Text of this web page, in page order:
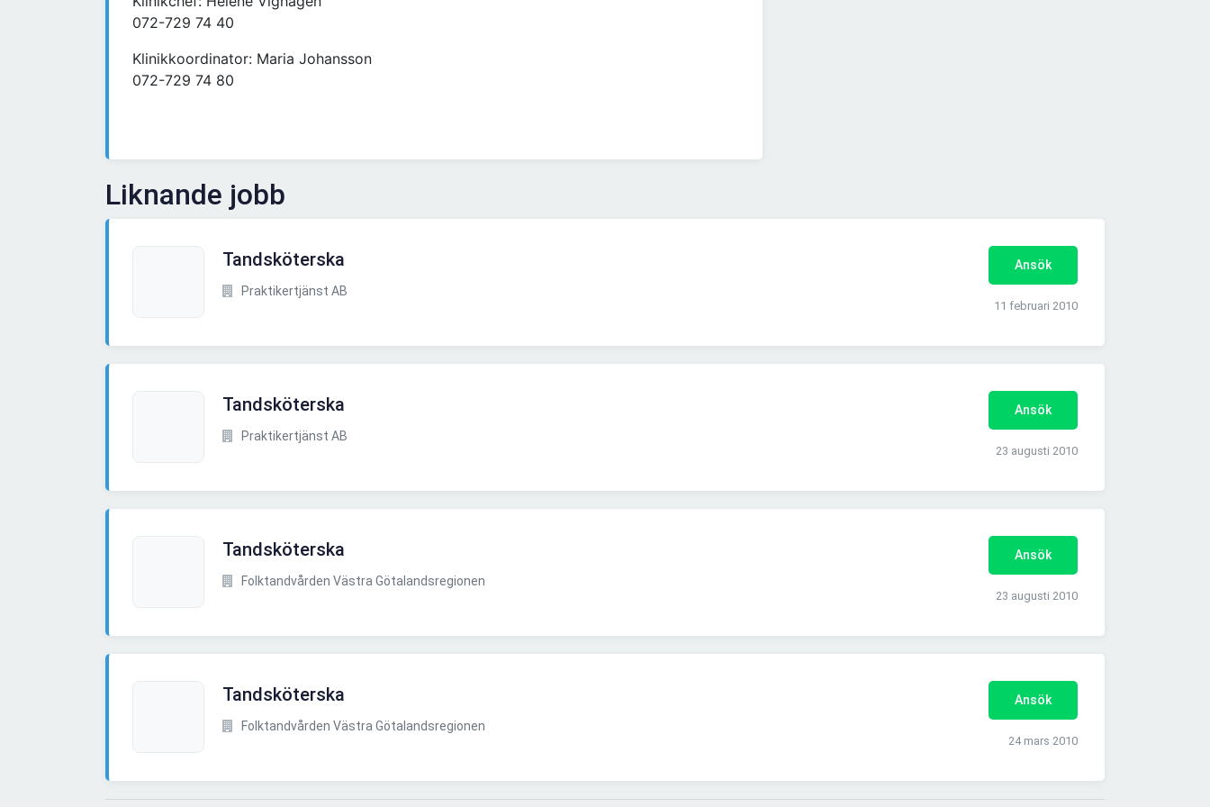
072-729 74 40
Klinikkoordinator: Maria Johansson
072-729 74 80
Liknande jobb
Tandsköterska
Praktikertjänst AB
Ansök
11 februari 2010
Tandsköterska
Praktikertjänst AB
Ansök
23 augusti 2010
Tandsköterska
Folktandvården Västra Götalandsregionen
Ansök
23 augusti 2010
Tandsköterska
Folktandvården Västra Götalandsregionen
Ansök
24 mars 2010